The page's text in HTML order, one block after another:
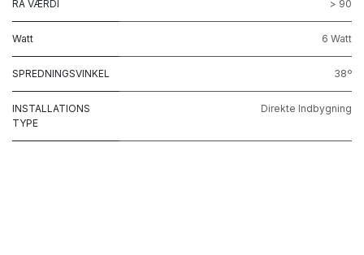
RA VÆRDI > 90
Watt 6 Watt
SPREDNINGSVINKEL 38º
INSTALLATIONS
TYPE
Direkte Indbygning